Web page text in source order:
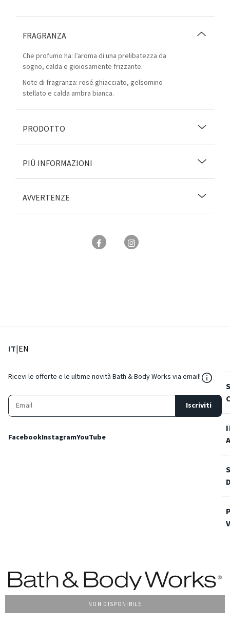
NON DISPONIBILE
FRAGRANZA
Che profumo ha: l’aroma di una prelibatezza da
sogno, calda e gioiosamente frizzante.
Note di fragranza: rosé ghiacciato, gelsomino
stellato e calda ambra bianca.
PRODOTTO
PIÙ INFORMAZIONI
AVVERTENZE
IT: Lingua corrente
|EN
Ricevi le offerte e le ultime novità Bath & Body Works via email!
Iscriviti
FacebookInstagramYouTube
Condizioni Generali di venditaPrivacy PolicyCookie PolicyAccessibilità